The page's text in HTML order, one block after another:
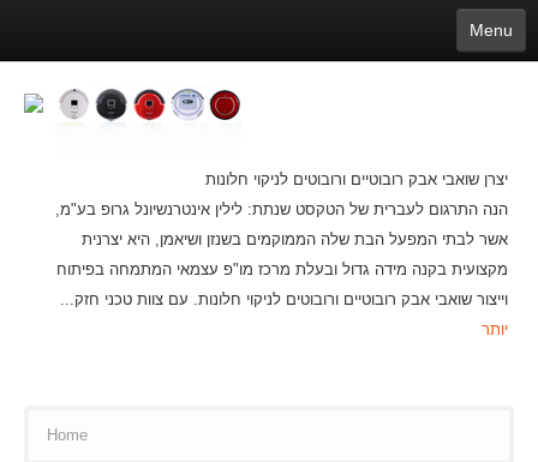
Menu
Deutsch
Português 日本語
Română Mongolian bāṅlā Norsk
Türkçe
Ўзбек тили
india Tiếng Việt íslenska Estonia
Bulgarian
Ukrainian
Slovenčina
יצרן שואבי אבק רובוטיים ורובוטים לניקוי חלונות
הנה התרגום לעברית של הטקסט שנתת: לילין אינטרנשיונל גרופ בע"מ,
אשר לבתי המפעל הבת שלה הממוקמים בשנזן ושיאמן, היא יצרנית
מקצועית בקנה מידה גדול ובעלת מרכז מו"פ עצמאי המתמחה בפיתוח
וייצור שואבי אבק רובוטיים ורובוטים לניקוי חלונות. עם צוות טכני חזק...
יותר
Home